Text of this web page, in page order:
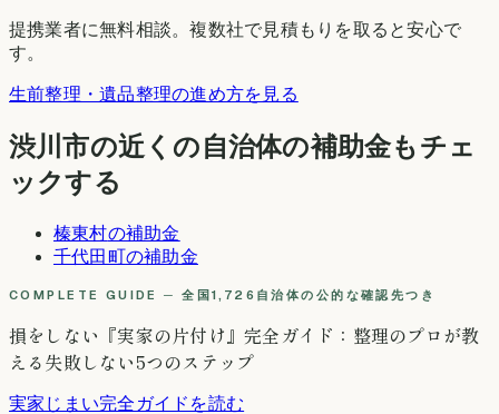
提携業者に無料相談。複数社で見積もりを取ると安心で
す。
生前整理・遺品整理の進め方を見る
渋川市の近くの自治体の補助金もチェ
ックする
榛東村の補助金
千代田町の補助金
COMPLETE GUIDE ─ 全国1,726自治体の公的な確認先つき
損をしない『実家の片付け』完全ガイド：整理のプロが教
える失敗しない5つのステップ
実家じまい完全ガイドを読む